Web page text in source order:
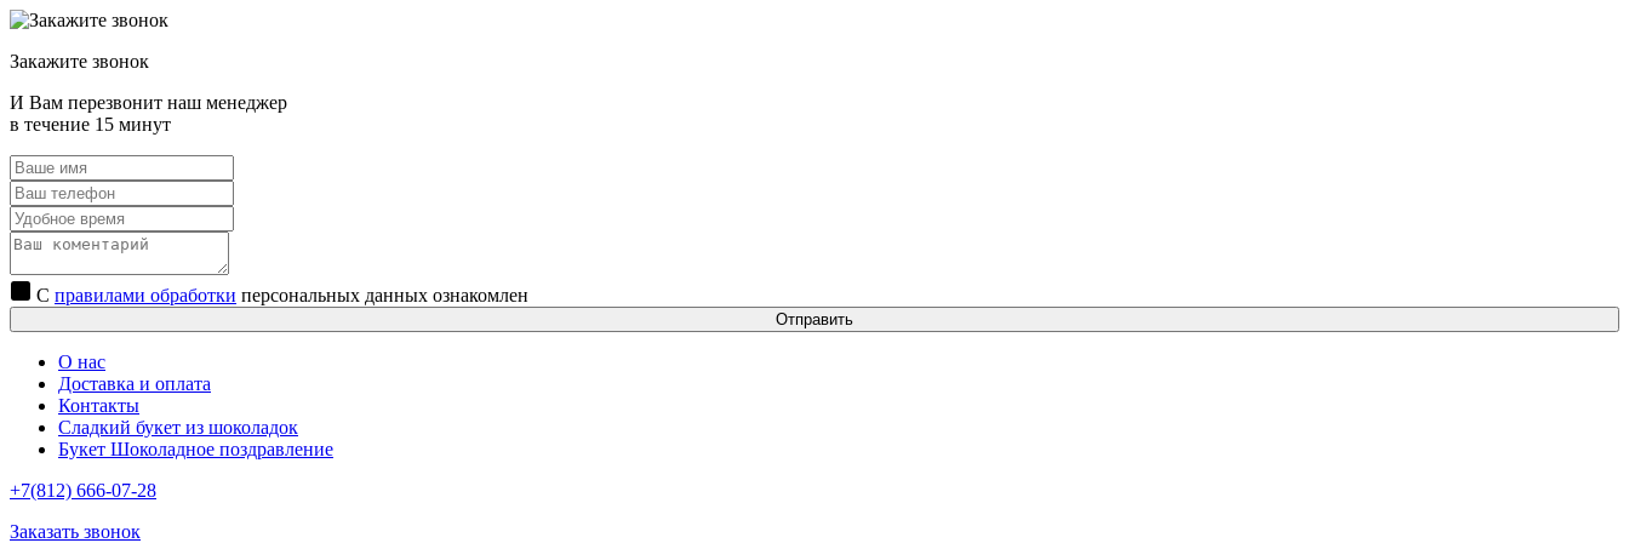
Закажите звонок
И Вам перезвонит наш менеджер
в течение 15 минут
С правилами обработки персональных данных ознакомлен
Отправить
О нас
Доставка и оплата
Контакты
Сладкий букет из шоколадок
Букет Шоколадное поздравление
+7(812) 666-07-28
Заказать звонок